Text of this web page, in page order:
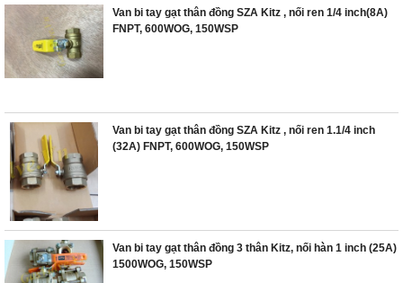
Van bi tay gạt thân đồng SZA Kitz , nối ren 1/4 inch(8A)
FNPT, 600WOG, 150WSP
Van bi tay gạt thân đồng SZA Kitz , nối ren 1.1/4 inch
(32A) FNPT, 600WOG, 150WSP
Van bi tay gạt thân đồng 3 thân Kitz, nối hàn 1 inch (25A)
1500WOG, 150WSP